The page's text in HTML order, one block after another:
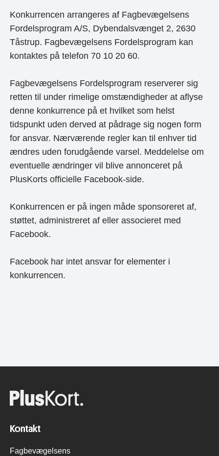
Konkurrencen arrangeres af Fagbevægelsens
Fordelsprogram A/S, Dybendalsvænget 2, 2630
Tåstrup. Fagbevægelsens Fordelsprogram kan
kontaktes på telefon 70 10 20 60.
Fagbevægelsens Fordelsprogram reserverer sig
retten til under rimelige omstændigheder at aflyse
denne konkurrence på et hvilket som helst
tidspunkt uden derved at pådrage sig nogen form
for ansvar. Nærværende regler kan til enhver tid
ændres uden forudgående varsel. Meddelelse om
eventuelle ændringer vil blive annonceret på
PlusKorts officielle Facebook-side.
Konkurrencen er på ingen måde sponsoreret af,
støttet, administreret af eller associeret med
Facebook.
Facebook har intet ansvar for elementer i
konkurrencen.
Kontakt
Fagbevægelsens